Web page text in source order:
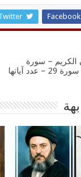
Facebook
الكريم – سورة
العنكبوت – سورة 29 – عدد آياتها